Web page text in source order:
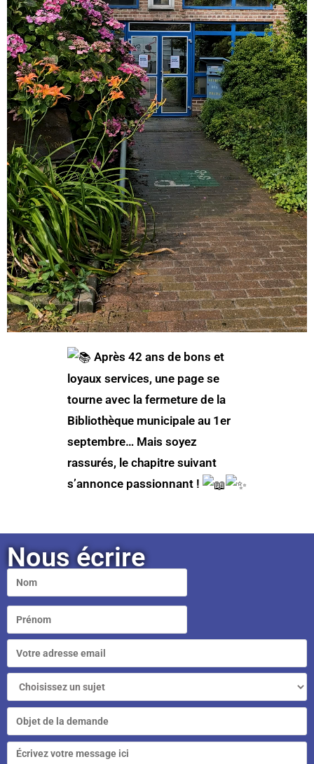
Après 42 ans de bons et
loyaux services, une page se
tourne avec la fermeture de la
Bibliothèque municipale au 1er
septembre… Mais soyez
rassurés, le chapitre suivant
s’annonce passionnant !
Nous écrire